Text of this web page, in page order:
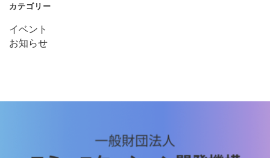
カテゴリー
イベント
お知らせ